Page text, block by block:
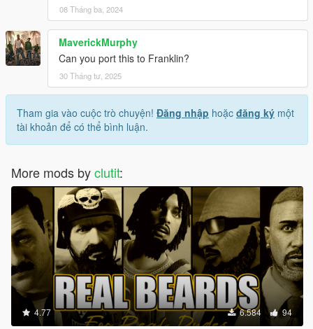
08 Tháng ba, 2024
MaverickMurphy
Can you port this to Franklin?
30 Tháng tư, 2025
Tham gia vào cuộc trò chuyện! Đăng nhập hoặc đăng ký một
tài khoản để có thể bình luận.
More mods byclutit:
4.77 6.584 94